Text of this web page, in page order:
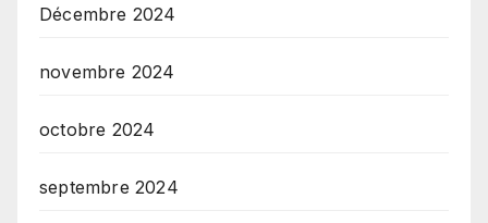
Décembre 2024
novembre 2024
octobre 2024
septembre 2024